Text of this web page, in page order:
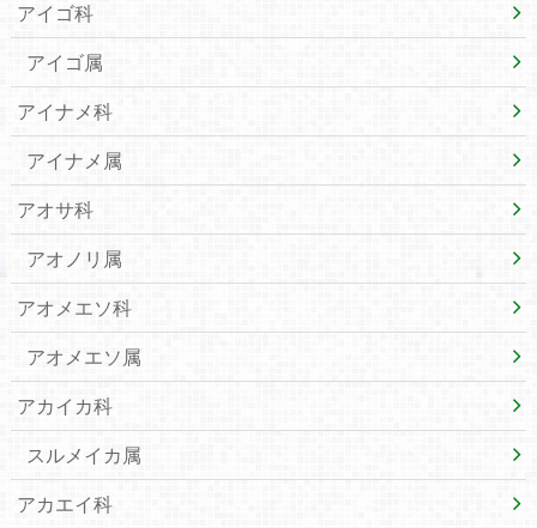
アイゴ科
アイゴ属
アイナメ科
アイナメ属
アオサ科
アオノリ属
アオメエソ科
アオメエソ属
アカイカ科
スルメイカ属
アカエイ科